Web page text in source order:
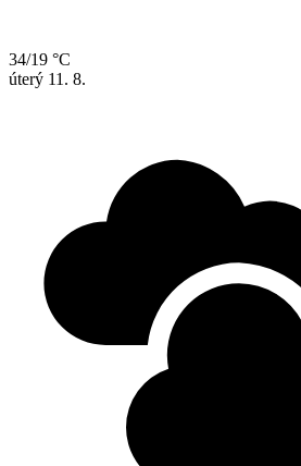
34/19 °C
úterý 11. 8.